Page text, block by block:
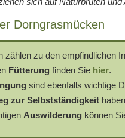
Dorngrasmücken
zählen zu den empfindlichen
Fütterung finden Sie hier.
sind ebenfalls wichtige
zur Selbstständigkeit
Auswilderung können